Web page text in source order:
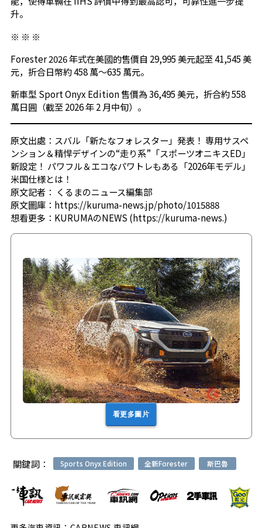
升。
※ ※ ※
Forester 2026 年式在美國的售價自 29,995 美元起至 41,545 美
元，折合日幣約 458 萬～635 萬元。
新車型 Sport Onyx Edition 售價為 36,495 美元，折合約 558
萬日圓（截至 2026 年 2 月中旬）。
原文出處： スバル「新たなフォレスター」発表！ 専用サスペ
ンション＆精悍デザインの“走り系”「スポーツオニキスED」
新設定！ パワフル＆エコなパワトレもある「2026年モデル」
米国仕様とは！
原文記者： くるまのニュース編集部
原文圖庫： https://kuruma-news.jp/photo/1015888
想看更多： KURUMAのNEWS (https://kuruma-news.)
看更多圖片
關鍵詞： Sports Onyx Edition 全新Forester 斯巴魯